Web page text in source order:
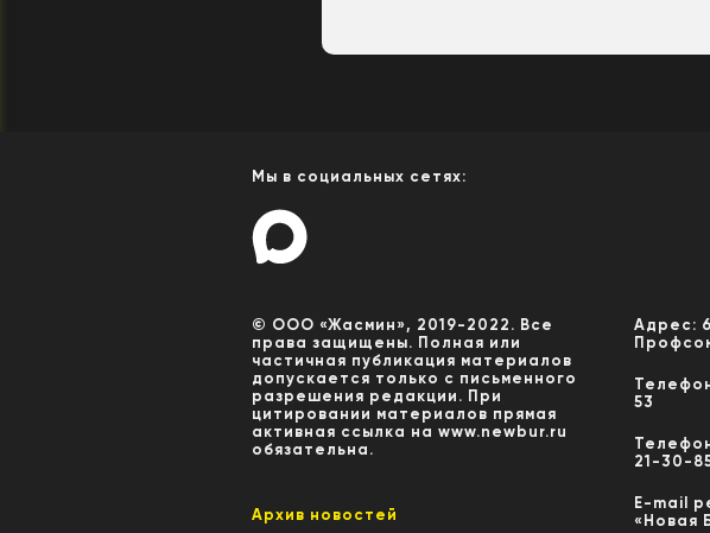
Мы в социальных сетях:
© ООО «Жасмин», 2019-2022. Все
права защищены. Полная или
частичная публикация материалов
допускается только с письменного
разрешения редакции. При
цитировании материалов прямая
активная ссылка на www.newbur.ru
обязательна.
Архив новостей
Адрес:
53
21-30-
E-mail
«Новая